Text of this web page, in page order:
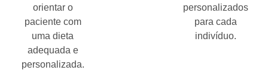
orientar o
paciente com
uma dieta
adequada e
personalizada.
personalizados
para cada
indivíduo.